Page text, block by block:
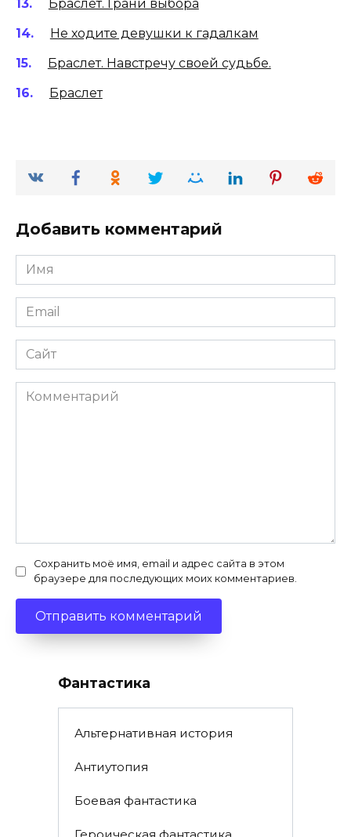
Браслет. Грани выбора
Не ходите девушки к гадалкам
Браслет. Навстречу своей судьбе.
Браслет
Добавить комментарий
Имя
*
Email
*
Сайт
Комментарий
Сохранить моё имя, email и адрес сайта в этом
браузере для последующих моих комментариев.
Фантастика
Альтернативная история
Антиутопия
Боевая фантастика